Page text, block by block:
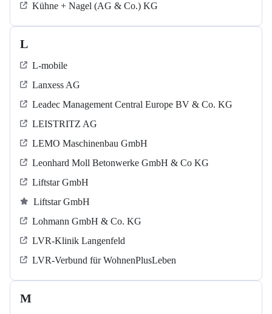
Kühne + Nagel (AG & Co.) KG
L
L-mobile
Lanxess AG
Leadec Management Central Europe BV & Co. KG
LEISTRITZ AG
LEMO Maschinenbau GmbH
Leonhard Moll Betonwerke GmbH & Co KG
Liftstar GmbH
Liftstar GmbH
Lohmann GmbH & Co. KG
LVR-Klinik Langenfeld
LVR-Verbund für WohnenPlusLeben
M